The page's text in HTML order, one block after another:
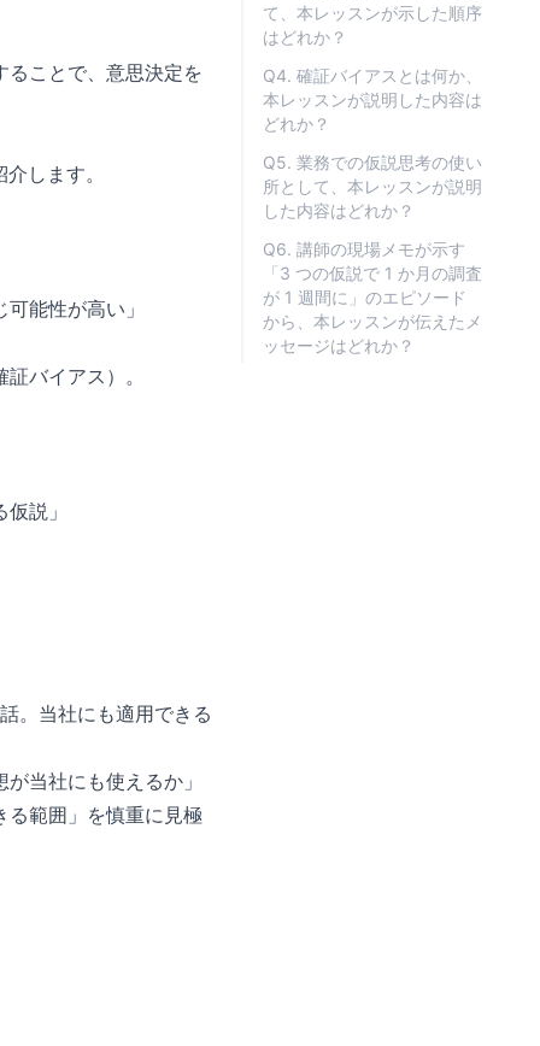
ることで、意思決定を
します。
能性が高い」
バイアス）。
説」
。当社にも適用できる
当社にも使えるか」
る範囲」を慎重に見極
て、本レッスンが示した順序
はどれか？
Q4. 確証バイアスとは何か、
本レッスンが説明した内容は
どれか？
Q5. 業務での仮説思考の使い
所として、本レッスンが説明
した内容はどれか？
Q6. 講師の現場メモが示す
「3 つの仮説で 1 か月の調査
が 1 週間に」のエピソード
から、本レッスンが伝えたメ
ッセージはどれか？